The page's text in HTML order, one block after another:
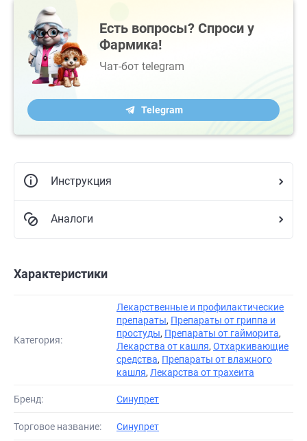
Есть вопросы? Спроси у
Фармика!
Чат-бот telegram
Telegram
Инструкция
Аналоги
Характеристики
Категория:
Лекарственные и профилактические
препараты, Препараты от гриппа и
простуды, Препараты от гайморита,
Лекарства от кашля, Отхаркивающие
средства, Препараты от влажного
кашля, Лекарства от трахеита
Бренд: Синупрет
Торговое название: Синупрет